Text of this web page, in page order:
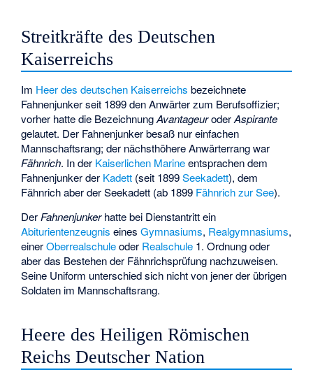
Streitkräfte des Deutschen
Kaiserreichs
Im Heer des deutschen Kaiserreichs bezeichnete
Fahnenjunker seit 1899 den Anwärter zum Berufsoffizier;
vorher hatte die BezeichnungAvantageuroderAspirante
gelautet. Der Fahnenjunker besaß nur einfachen
Mannschaftsrang; der nächsthöhere Anwärterrang war
Fähnrich. In der Kaiserlichen Marineentsprachen dem
Fahnenjunker der Kadett (seit 1899Seekadett), dem
Fähnrich aber der Seekadett (ab 1899 Fähnrich zur See).
Der Fahnenjunkerhatte bei Dienstantritt ein
Abiturientenzeugnis einesGymnasiums, Realgymnasiums,
einerOberrealschuleoder Realschule 1. Ordnung oder
aber das Bestehen der Fähnrichsprüfung nachzuweisen.
Seine Uniform unterschied sich nicht von jener der übrigen
Soldaten im Mannschaftsrang.
Heere des Heiligen Römischen
Reichs Deutscher Nation